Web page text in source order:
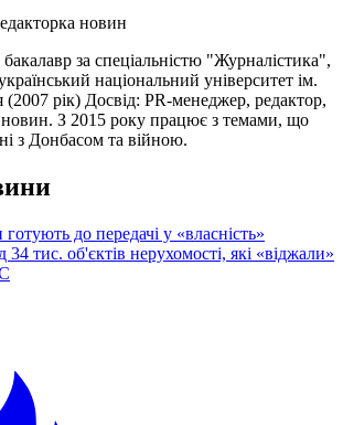
новин
бакалавр за спеціальністю "Журналістика",
національний університет ім.
рік) Досвід: PR-менеджер, редактор,
новин. З 2015 року працює з темами, що
з Донбасом та війною.
готують до передачі у «власність»
тис. об'єктів нерухомості, які «віджали»